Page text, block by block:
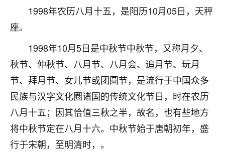
1998年农历八月十五，是阳历10月05日，天秤
座。
1998年10月5日是中秋节中秋节，又称月夕、
秋节、仲秋节、八月节、八月会、追月节、玩月
节、拜月节、女儿节或团圆节，是流行于中国众多
民族与汉字文化圈诸国的传统文化节日，时在农历
八月十五；因其恰值三秋之半，故名，也有些地方
将中秋节定在八月十六。中秋节始于唐朝初年，盛
行于宋朝，至明清时，。
我身体不太好，总是病病殃殃的，去检查又没什么大
之后，心情豁然开朗，也听老师建议，处理了一些因
果问题。今年以来，身体比以前好多，主要是心情好
了，老师说境随心转，现在深有体会了。
鹿森：是的，其实跟老师聊过之后，最大的感
触，首先就是心态会变好，万般皆是命，半点
不由人！
1天前 来自四川